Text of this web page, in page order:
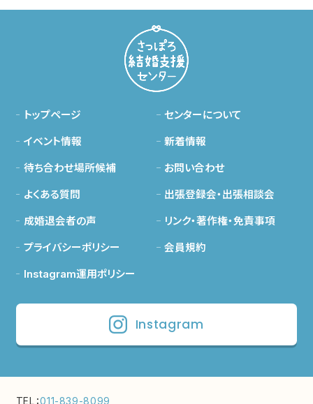
トップページ センターについて
イベント情報 新着情報
待ち合わせ場所候補 お問い合わせ
よくある質問 出張登録会・出張相談会
成婚退会者の声 リンク・著作権・免責事項
プライバシーポリシー 会員規約
Instagram運用ポリシー
Instagram
TEL：011-839-8099